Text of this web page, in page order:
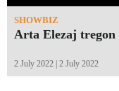
SHOWBIZ
Arta Elezaj
2 July 2022 | 2 July 2022